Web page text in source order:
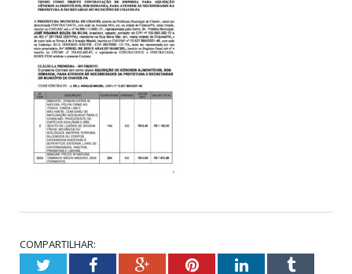
COMPARTILHAR:
TwitterFacebookGoogle+PinterestLinkedInTumblr